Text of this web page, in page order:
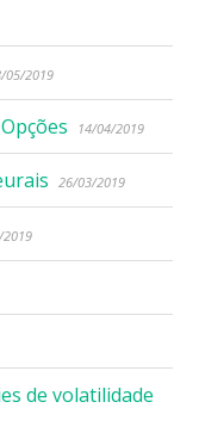
05/2019
14/04/2019
26/03/2019
2019
de volatilidade